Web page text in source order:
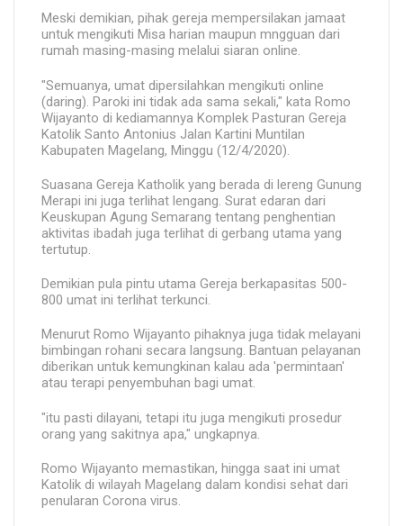
Meski demikian, pihak gereja mempersilakan jamaat
untuk mengikuti Misa harian maupun mngguan dari
rumah masing-masing melalui siaran online.
"Semuanya, umat dipersilahkan mengikuti online
(daring). Paroki ini tidak ada sama sekali," kata Romo
Wijayanto di kediamannya Komplek Pasturan Gereja
Katolik Santo Antonius Jalan Kartini Muntilan
Kabupaten Magelang, Minggu (12/4/2020).
Suasana Gereja Katholik yang berada di lereng Gunung
Merapi ini juga terlihat lengang. Surat edaran dari
Keuskupan Agung Semarang tentang penghentian
aktivitas ibadah juga terlihat di gerbang utama yang
tertutup.
Demikian pula pintu utama Gereja berkapasitas 500-
800 umat ini terlihat terkunci.
Menurut Romo Wijayanto pihaknya juga tidak melayani
bimbingan rohani secara langsung. Bantuan pelayanan
diberikan untuk kemungkinan kalau ada 'permintaan'
atau terapi penyembuhan bagi umat.
"itu pasti dilayani, tetapi itu juga mengikuti prosedur
orang yang sakitnya apa," ungkapnya.
Romo Wijayanto memastikan, hingga saat ini umat
Katolik di wilayah Magelang dalam kondisi sehat dari
penularan Corona virus.